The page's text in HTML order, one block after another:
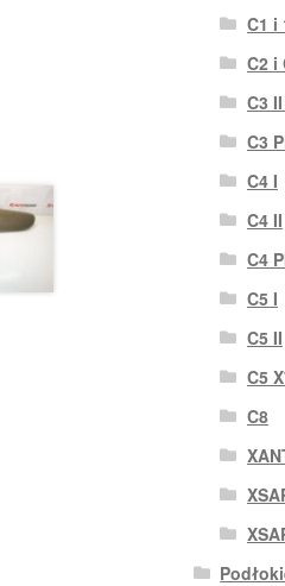
C1 i
C2 i
C3
C3
C4 I
C4 II
C4
C5 I
C5 II
C5
C8